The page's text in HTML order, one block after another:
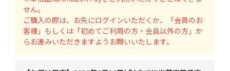
せん。
ご購入の際は、お先にログインいただくか、「会員のお
客様」もしくは「初めてご利用の方・会員以外の方」か
らお進みいただきますようお願いいたします。